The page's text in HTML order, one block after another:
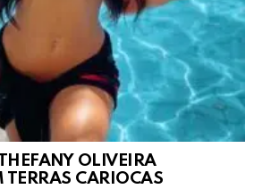
OLIVEIRA
TERRAS CARIOCAS